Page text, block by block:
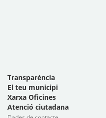
Transparència
El teu municipi
Xarxa Oficines
Atenció ciutadana